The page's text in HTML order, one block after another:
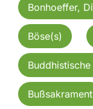
Bonhoeffer,
Böse(s)
Bußsakrament